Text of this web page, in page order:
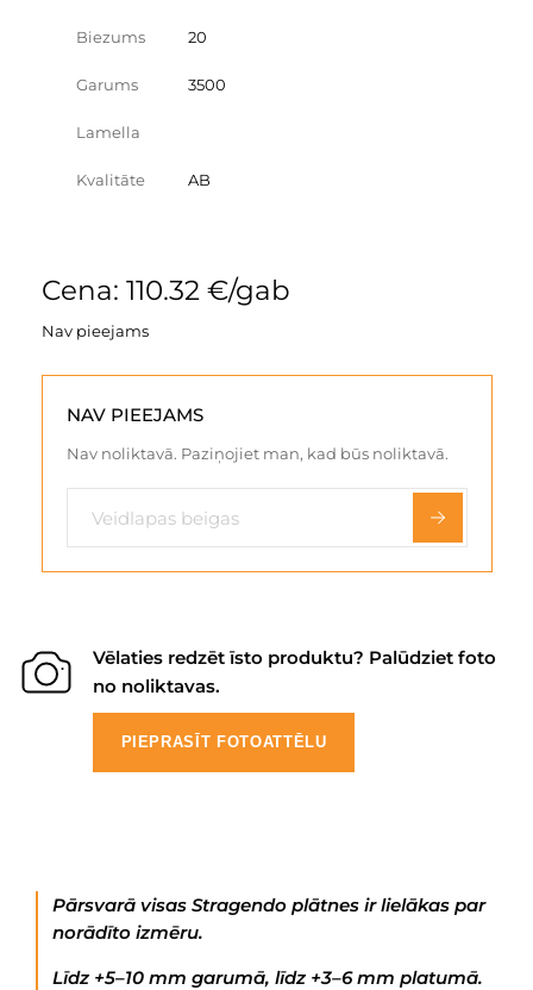
Biezums 20
Garums 3500
Lamella
Kvalitāte AB
Cena: 110.32 €/gab
Nav pieejams
NAV PIEEJAMS
Nav noliktavā. Paziņojiet man, kad būs noliktavā.
Vēlaties redzēt īsto produktu? Palūdziet foto
no noliktavas.
PIEPRASĪT FOTOATTĒLU
Pārsvarā visas Stragendo plātnes ir lielākas par
norādīto izmēru.
Līdz +5–10 mm garumā, līdz +3–6 mm platumā.